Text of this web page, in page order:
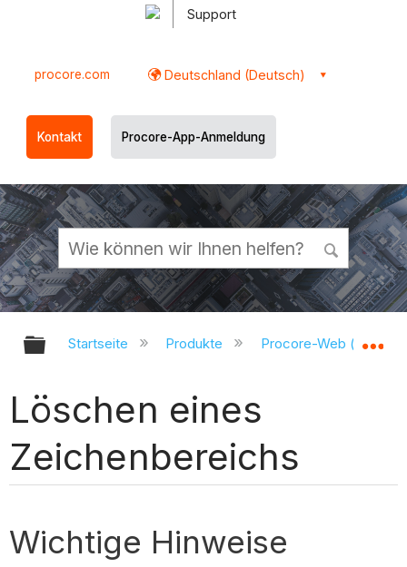
Support
procore.com Deutschland (Deutsch)
Kontakt Procore-App-Anmeldung
Globale Hierarchie auf- und
Startseite Produkte Procore-Web
Löschen eines
Zeichenbereichs
Wichtige Hinweise